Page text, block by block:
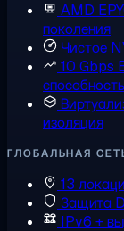
AMD
поколения
Чистое
10 Gbps
изоляция
ГЛОБАЛЬНАЯ
13
Защита
IPv6 +